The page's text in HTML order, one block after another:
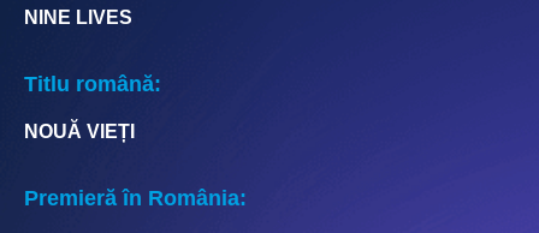
NINE LIVES
Titlu română:
NOUĂ VIEȚI
Premieră în România: